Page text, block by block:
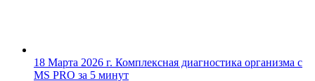
18 Марта 2026 г. Комплексная диагностика организма с
MS PRO за 5 минут